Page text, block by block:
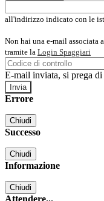
all'indirizzo indicato con le
Non hai una e-mail associata
tramite la Login Spaggiari
E-mail inviata, si prega
Errore
Chiudi
Successo
Chiudi
Informazione
Chiudi